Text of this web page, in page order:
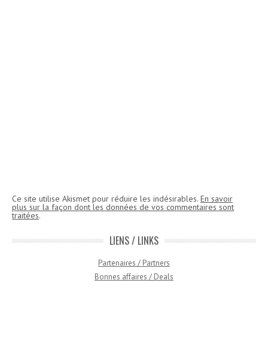
Ce site utilise Akismet pour réduire les indésirables. En savoir
plus sur la façon dont les données de vos commentaires sont
traitées.
LIENS / LINKS
Partenaires / Partners
Bonnes affaires / Deals